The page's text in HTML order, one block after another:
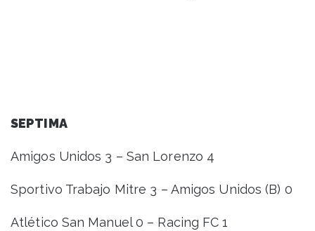
SEPTIMA
Amigos Unidos 3 – San Lorenzo 4
Sportivo Trabajo Mitre 3 – Amigos Unidos (B) 0
Atlético San Manuel 0 – Racing FC 1